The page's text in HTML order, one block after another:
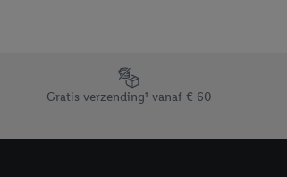
Footerelement met de verschillende USPs
Gratis verzending¹ vanaf € 60